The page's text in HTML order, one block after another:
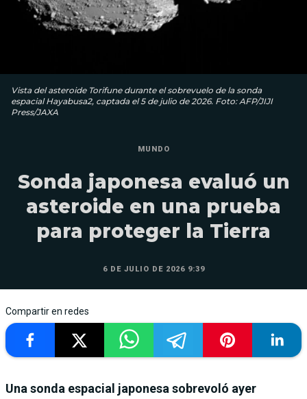
Vista del asteroide Torifune durante el sobrevuelo de la sonda
espacial Hayabusa2, captada el 5 de julio de 2026. Foto: AFP/JIJI
Press/JAXA
MUNDO
Sonda japonesa evaluó un
asteroide en una prueba
para proteger la Tierra
6 DE JULIO DE 2026 9:39
Compartir en redes
Una sonda espacial japonesa sobrevoló ayer